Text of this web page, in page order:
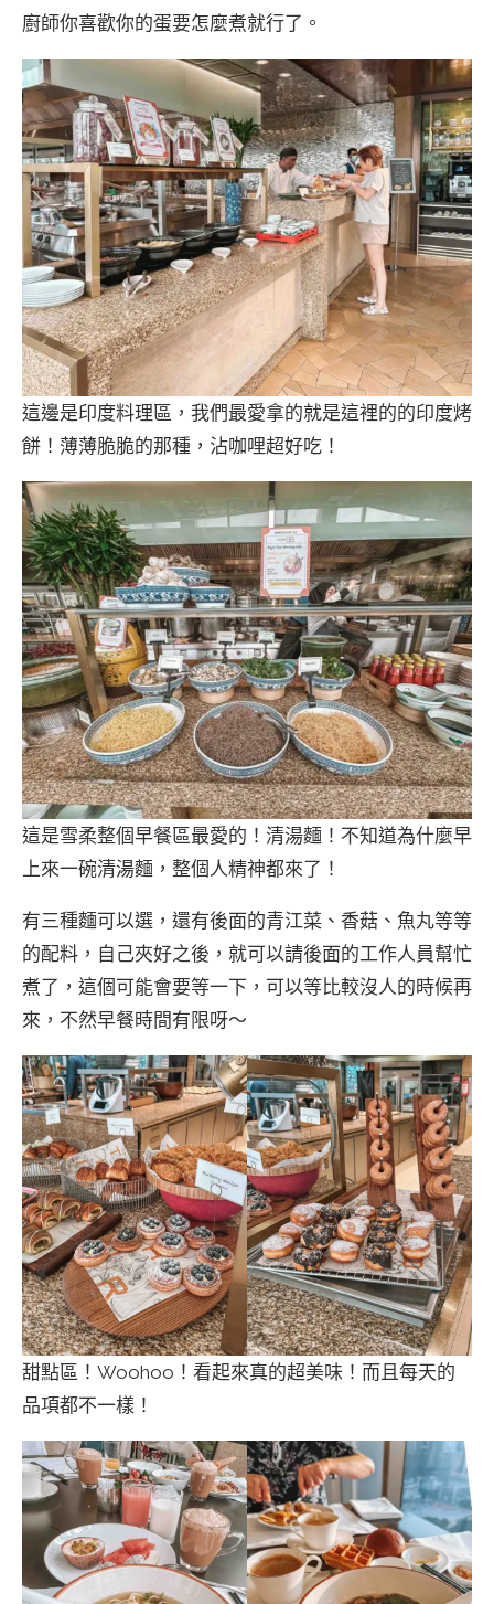
廚師你喜歡你的蛋要怎麼煮就行了。
這邊是印度料理區，我們最愛拿的就是這裡的的印度烤
餅！薄薄脆脆的那種，沾咖哩超好吃！
這是雪柔整個早餐區最愛的！清湯麵！不知道為什麼早
上來一碗清湯麵，整個人精神都來了！
有三種麵可以選，還有後面的青江菜、香菇、魚丸等等
的配料，自己夾好之後，就可以請後面的工作人員幫忙
煮了，這個可能會要等一下，可以等比較沒人的時候再
來，不然早餐時間有限呀～
甜點區！Woohoo！看起來真的超美味！而且每天的
品項都不一樣！